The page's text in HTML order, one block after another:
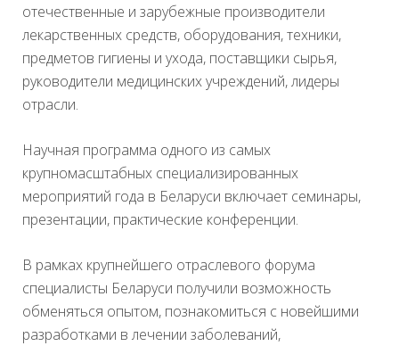
отечественные и зарубежные производители
лекарственных средств, оборудования, техники,
предметов гигиены и ухода, поставщики сырья,
руководители медицинских учреждений, лидеры
отрасли.
Научная программа одного из самых
крупномасштабных специализированных
мероприятий года в Беларуси включает семинары,
презентации, практические конференции.
В рамках крупнейшего отраслевого форума
специалисты Беларуси получили возможность
обменяться опытом, познакомиться с новейшими
разработками в лечении заболеваний,